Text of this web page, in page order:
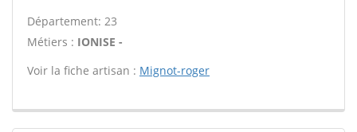
Département: 23
Métiers : IONISE -
Voir la fiche artisan : Mignot-roger